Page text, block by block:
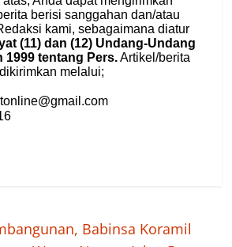
Babinsa Koramil